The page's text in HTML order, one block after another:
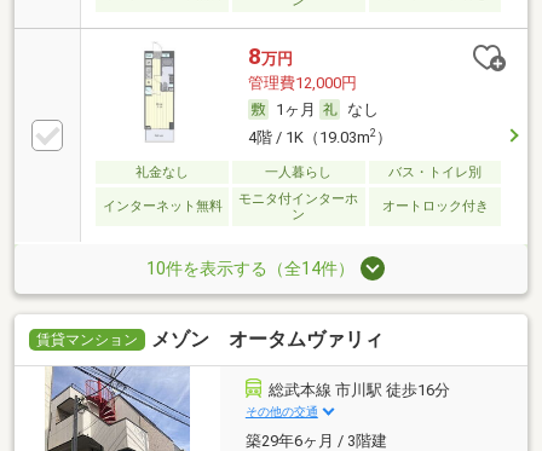
8万円
管理費12,000円
1ヶ月
なし
4階 / 1K（19.03m2）
礼金なし 一人暮らし バス・トイレ別
インターネット無料
モニタ付インターホ
ン
オートロック付き
10件を表示する（全14件）
賃貸マンション メゾン オータムヴァリィ
総武本線 市川駅 徒歩16分
その他の交通
築29年6ヶ月 / 3階建